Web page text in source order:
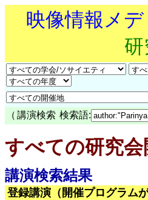
映像情報メ
（ 講演検索 検索語:
すべての研究
講演検索結果
登録講演（開催プログラム